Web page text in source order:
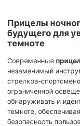
Прицелы
будущего для
темноте
Современные
незаменимый
стрелков-
ограниченной
обнаруживать и
темноте,
безопасность